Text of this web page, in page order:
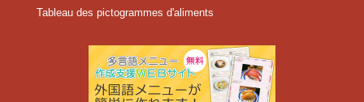
Tableau des pictogrammes d'aliments